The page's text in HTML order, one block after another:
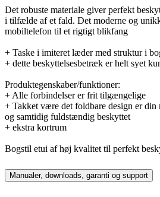
Det robuste materiale giver perfekt
i tilfælde af et fald. Det moderne og
mobiltelefon til et rigtigt blikfang
+ Taske i imiteret læder med struktur i
+ dette beskyttelsesbetræk er helt syet
Produktegenskaber/funktioner:
+ Alle forbindelser er frit tilgængelige
+ Takket være det foldbare design er din
og samtidig fuldstændig beskyttet
+ ekstra kortrum
Bogstil etui af høj kvalitet til perfekt
Manualer, downloads, garanti og support